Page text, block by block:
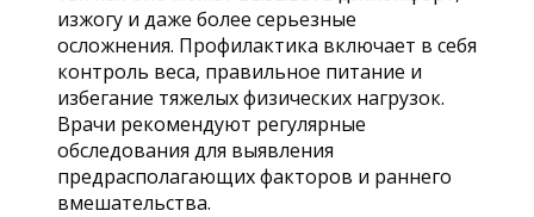
изжогу и даже более серьезные
осложнения. Профилактика включает в себя
контроль веса, правильное питание и
избегание тяжелых физических нагрузок.
Врачи рекомендуют регулярные
обследования для выявления
предрасполагающих факторов и раннего
вмешательства.